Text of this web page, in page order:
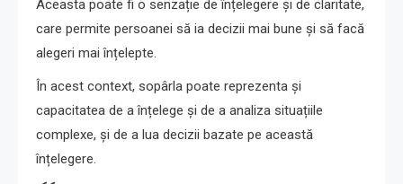
Aceasta poate fi o senzație de înțelegere și de claritate,
care permite persoanei să ia decizii mai bune și să facă
alegeri mai înțelepte.
În acest context, sopârla poate reprezenta și
capacitatea de a înțelege și de a analiza situațiile
complexe, și de a lua decizii bazate pe această
înțelegere.